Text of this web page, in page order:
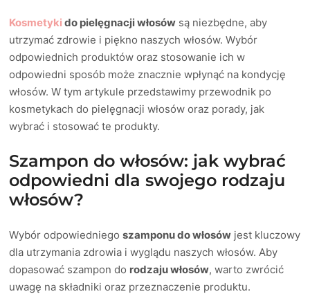
Kosmetyki do pielęgnacji włosów są niezbędne, aby
utrzymać zdrowie i piękno naszych włosów. Wybór
odpowiednich produktów oraz stosowanie ich w
odpowiedni sposób może znacznie wpłynąć na kondycję
włosów. W tym artykule przedstawimy przewodnik po
kosmetykach do pielęgnacji włosów oraz porady, jak
wybrać i stosować te produkty.
Szampon do włosów: jak wybrać
odpowiedni dla swojego rodzaju
włosów?
Wybór odpowiedniegoszamponu do włosów jest kluczowy
dla utrzymania zdrowia i wyglądu naszych włosów. Aby
dopasować szampon do rodzaju włosów, warto zwrócić
uwagę na składniki oraz przeznaczenie produktu.